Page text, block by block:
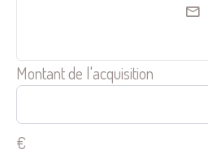
Montant de l'acquisition
€